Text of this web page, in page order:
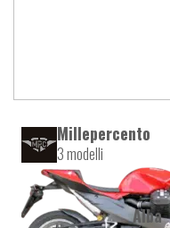
Millepercento
3 modelli
Alba